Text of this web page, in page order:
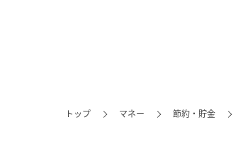
トップ マネー 節約・貯金